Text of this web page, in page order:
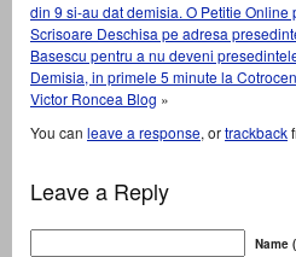
din 9 si-au dat demisia. O Petitie Online
Scrisoare Deschisa pe adresa
Basescu pentru a nu deveni
Demisia, in primele 5 minute la
Victor Roncea Blog »
You can leave a response, ortrackback
Leave a Reply
Name